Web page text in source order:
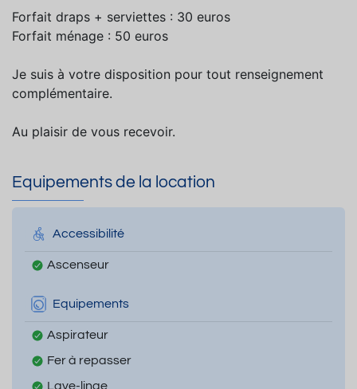
Forfait draps + serviettes : 30 euros
Forfait ménage : 50 euros
Je suis à votre disposition pour tout renseignement
complémentaire.
Au plaisir de vous recevoir.
Equipements de la location
Accessibilité
Ascenseur
Equipements
Aspirateur
Fer à repasser
Lave-linge